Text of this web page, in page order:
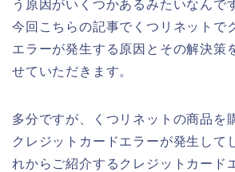
う原因がいくつかあるみたいなんで
今回こちらの記事でくつリネットで
エラーが発生する原因とその解決策
せていただきます。
多分ですが、くつリネットの商品を
クレジットカードエラーが発生して
れからご紹介するクレジットカード